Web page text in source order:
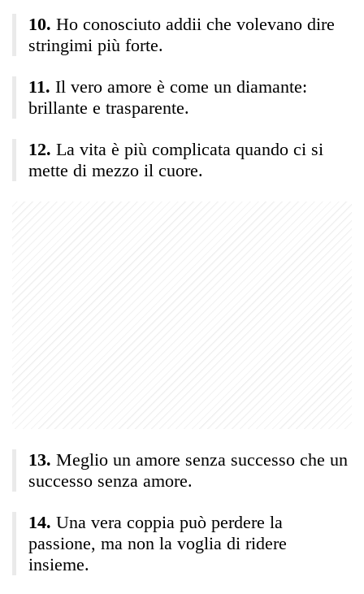
Ho conosciuto addii che volevano dire
stringimi più forte.
Il vero amore è come un diamante:
brillante e trasparente.
La vita è più complicata quando ci si
mette di mezzo il cuore.
Meglio un amore senza successo che un
successo senza amore.
Una vera coppia può perdere la
passione, ma non la voglia di ridere
insieme.